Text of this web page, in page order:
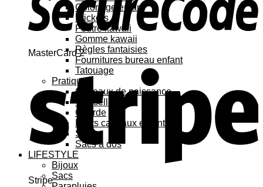
MasterCard 2
Stripe
Coloriage enfant
Stickers
Feutre kawaii
Gomme kawaii
Règles fantaisies
Fournitures bureau enfant
Tatouage
Pratique
Cadeaux de naissance
Vaisselle
Gourde
Petits cadeaux enfant
Sacs
Sacs à dos
LIFESTYLE
Bijoux
Sacs